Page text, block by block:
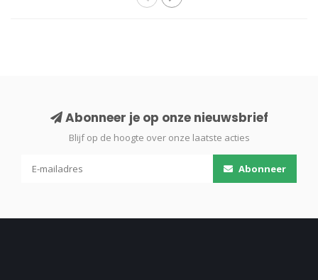
Abonneer je op onze nieuwsbrief
Blijf op de hoogte over onze laatste acties
Abonneer